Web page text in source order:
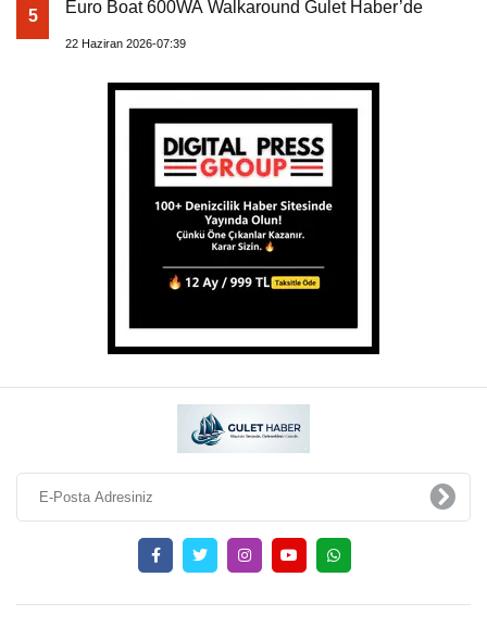
5 Euro Boat 600WA Walkaround Gulet Haber’de
22 Haziran 2026-07:39